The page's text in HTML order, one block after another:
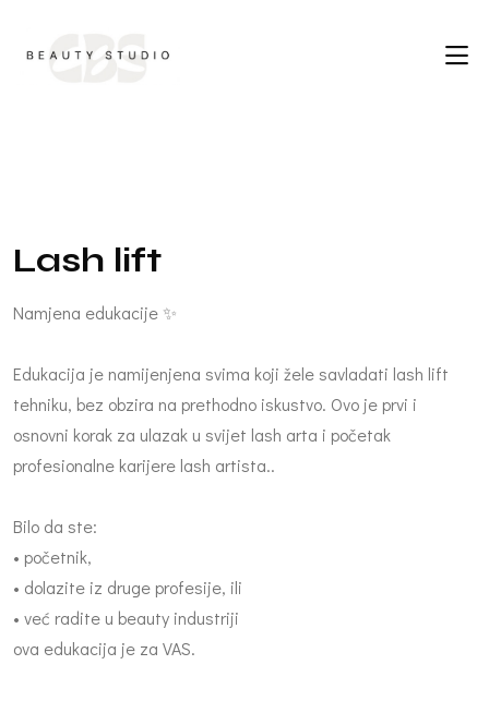
Lash lift
Namjena edukacije ✨
Edukacija je namijenjena svima koji žele savladati lash lift
tehniku, bez obzira na prethodno iskustvo. Ovo je prvi i
osnovni korak za ulazak u svijet lash arta i početak
profesionalne karijere lash artista..
Bilo da ste:
• početnik,
• dolazite iz druge profesije, ili
• već radite u beauty industriji
ova edukacija je za VAS.